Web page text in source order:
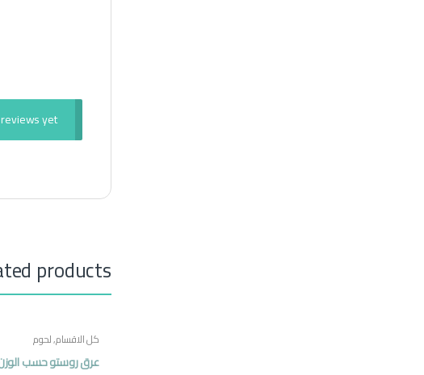
yet.
products
كل الاقسام,لحوم
عرق روستو حسب